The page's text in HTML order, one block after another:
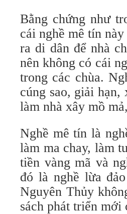
Bằng chứng như
cái nghề mê tín
ra di dân để nhà
nên không có cái
trong các chùa.
cúng sao, giải
làm nhà xây mồ
Nghề mê tín là
làm ma chay, làm
tiền vàng mã và
đó là nghề lừa
Nguyên Thủy
sách phát triển mới